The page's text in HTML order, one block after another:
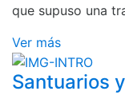
que supuso una
Ver más
Santuarios